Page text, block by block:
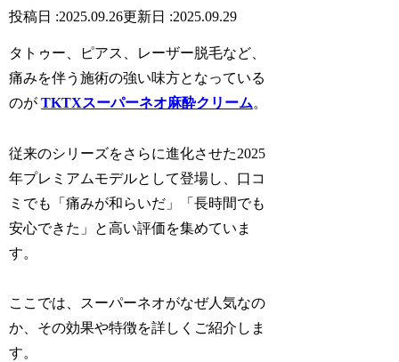
2025.09.26 2025.09.29
タトゥー、ピアス、レーザー脱毛など、
痛みを伴う施術の強い味方となっている
のがTKTXスーパーネオ麻酔クリーム。
従来のシリーズをさらに進化させた2025
年プレミアムモデルとして登場し、口コ
ミでも「痛みが和らいだ 」「長時間でも
安心できた 」と高い評価を集めていま
す。
ここでは、スーパーネオがなぜ人気なの
か、その効果や特徴を詳しくご紹介しま
す。